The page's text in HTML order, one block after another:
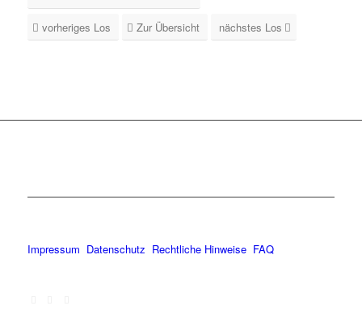
vorheriges Los Zur Übersicht nächstes Los
Impressum Datenschutz Rechtliche Hinweise FAQ